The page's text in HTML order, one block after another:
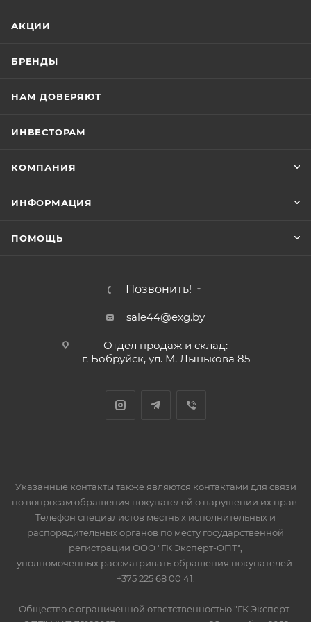
АКЦИИ
БРЕНДЫ
НАМ ДОВЕРЯЮТ
ИНВЕСТОРАМ
КОМПАНИЯ
ИНФОРМАЦИЯ
ПОМОЩЬ
Позвонить!
sale44@exg.by
Отдел продаж и склад:
г. Бобруйск, ул. М. Лынькова 85
Указанные контакты также являются контактами для связи
по вопросам обращения покупателей о нарушении их прав.
Телефон специалистов местных исполнительных и
распорядительных органов по месту государственной
регистрации ООО "ГК Эксперт-ОПТ",
уполномоченных рассматривать обращения покупателей:
+375 225 68 00 41.
Общество с ограниченной ответственностью "ГК Эксперт-